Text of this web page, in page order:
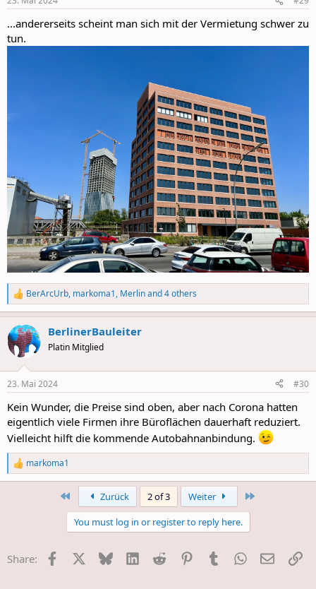
s
...andererseits scheint man sich mit der Vermietung schwer zu
tun.
R
e
a
c
t
i
s
BerArcUrb, markoma1, Merlinand 4 others
BerlinerBauleiter
Platin Mitglied
23. Mai 2024 #30
Kein Wunder, die Preise sind oben, aber nach Corona hatten
eigentlich viele Firmen ihre Büroflächen dauerhaft reduziert.
Vielleicht hilft die kommende Autobahnanbindung.
R
e
s
markoma1
Zurück 2 of 3 Weiter
You must log in or register to reply here.
Share: Facebook Bluesky LinkedInReddit PinterestTumblrWhatsApp
E-Mail